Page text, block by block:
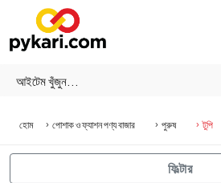
হোম পোশাক ও ফ্যাশন পণ্য বাজার পুরুষ টুপি
ফিল্টার